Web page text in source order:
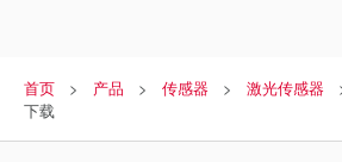
首页 产品 传感器 激光传感器
下载